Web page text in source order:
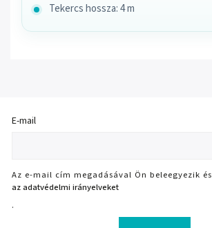
Tekercs hossza: 4 m
E-mail
Az e-mail cím megadásával Ön beleegyezik és
az adatvédelmi irányelveket
.